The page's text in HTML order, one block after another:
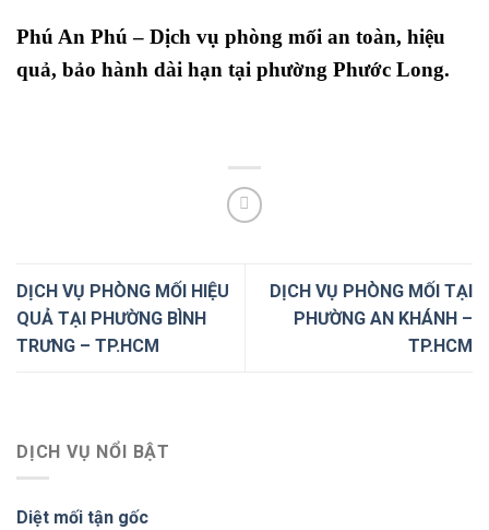
Phú An Phú – Dịch vụ phòng mối an toàn, hiệu
quả, bảo hành dài hạn tại phường Phước Long.
DỊCH VỤ PHÒNG MỐI HIỆU
QUẢ TẠI PHƯỜNG BÌNH
TRƯNG – TP.HCM
DỊCH VỤ PHÒNG MỐI TẠI
PHƯỜNG AN KHÁNH –
TP.HCM
DỊCH VỤ NỔI BẬT
Diệt mối tận gốc